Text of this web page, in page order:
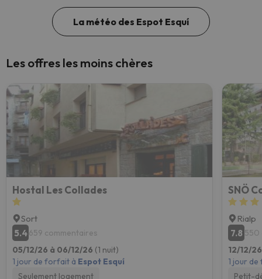
La météo des Espot Esquí
Les offres les moins chères
Hostal Les Collades
Sort
5.4659 commentaires
05/12/26 à 06/12/26 (1 nuit)
1 jour de forfait à Espot Esquí
Seulement logement
SNÖ
Rialp
7.8 550
12/12/
1 jour
Petit-